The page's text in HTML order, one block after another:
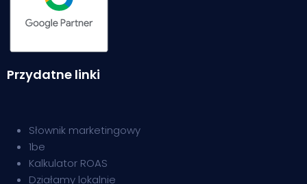
Przydatne linki
Słownik marketingowy
1be
Kalkulator ROAS
Działamy lokalnie